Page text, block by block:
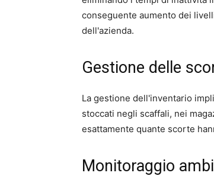
conseguente aumento dei
dell'azienda.
Gestione delle
La gestione dell'inventario
stoccati negli scaffali, nei
esattamente quante scorte
Monitoraggio